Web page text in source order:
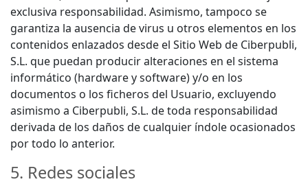
exclusiva responsabilidad. Asimismo, tampoco se
garantiza la ausencia de virus u otros elementos en los
contenidos enlazados desde el Sitio Web de Ciberpubli,
S.L. que puedan producir alteraciones en el sistema
informático (hardware y software) y/o en los
documentos o los ficheros del Usuario, excluyendo
asimismo a Ciberpubli, S.L. de toda responsabilidad
derivada de los daños de cualquier índole ocasionados
por todo lo anterior.
5. Redes sociales